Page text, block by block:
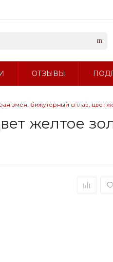
ОТЗЫВЫ
змея, бижутерный сплав, цвет
желтое